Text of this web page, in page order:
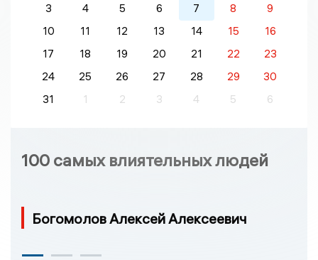
3
4 5 6 7 8
9
10
11 12 13 14 15
16
17
18 19 20 21 22
23
24
25 26 27 28 29
30
31
1 2 3 4 5 6
100 самых влиятельных людей
Богомолов Алексей Алексеевич